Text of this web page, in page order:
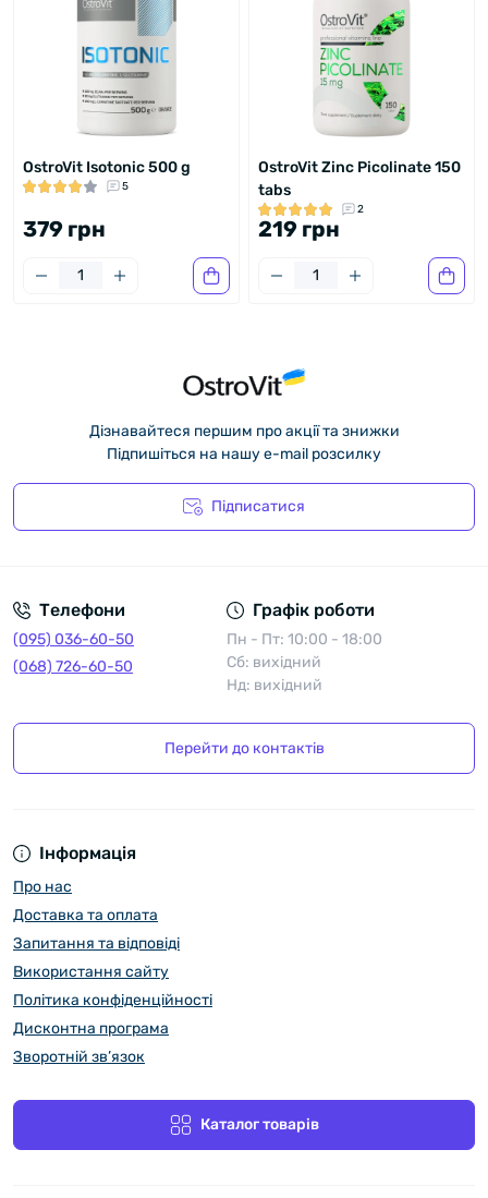
OstroVit Isotonic 500 g
5
379 грн
OstroVit Zinc Picolinate 150
tabs
2
219 грн
Дізнавайтеся першим про акції та знижки
Підпишіться на нашу e-mail розсилку
Підписатися
Телефони
(095) 036-60-50
(068) 726-60-50
Графік роботи
Пн - Пт: 10:00 - 18:00
Сб: вихідний
Нд: вихідний
Перейти до контактів
Інформація
Про нас
Доставка та оплата
Запитання та відповіді
Використання сайту
Політика конфіденційності
Дисконтна програма
Зворотній зв’язок
Каталог товарів